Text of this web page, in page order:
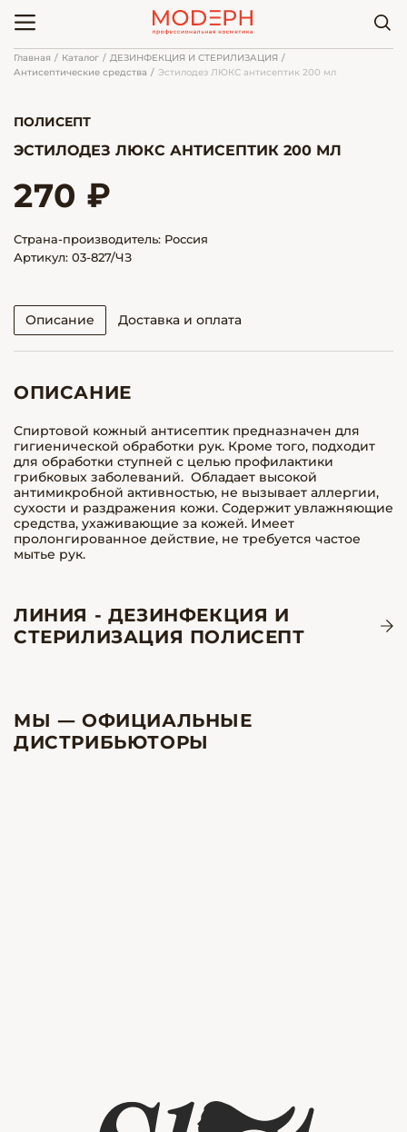
Главная Каталог
ДЕЗИНФЕКЦИЯ И СТЕРИЛИЗАЦИЯ
Антисептические средства
Эстилодез ЛЮКС антисептик 200 мл
ПОЛИСЕПТ
ЭСТИЛОДЕЗ ЛЮКС АНТИСЕПТИК 200 МЛ
270 ₽
Страна-производитель: Россия
Артикул: 03-827/ЧЗ
Описание Доставка и оплата
ОПИСАНИЕ
Спиртовой кожный антисептик предназначен для
гигиенической обработки рук. Кроме того, подходит
для обработки ступней с целью профилактики
грибковых заболеваний. Обладает высокой
антимикробной активностью, не вызывает аллергии,
сухости и раздражения кожи. Содержит увлажняющие
средства, ухаживающие за кожей. Имеет
пролонгированное действие, не требуется частое
мытье рук.
ЛИНИЯ - ДЕЗИНФЕКЦИЯ И
СТЕРИЛИЗАЦИЯ ПОЛИСЕПТ
МЫ — ОФИЦИАЛЬНЫЕ
ДИСТРИБЬЮТОРЫ